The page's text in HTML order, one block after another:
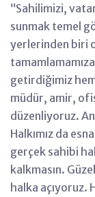
‘‘Sahilimizi,
sunmak temel
yerlerinden biri
getirdiğimiz
müdür, amir,
düzenliyoruz.
Halkımız da
gerçek sahibi
kalkmasın.
halka açıyoruz.